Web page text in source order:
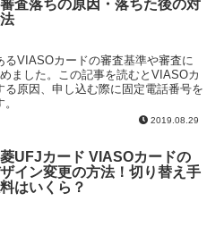
査落ちの原因・落ちた後の対
VIASOカードの審査基準や審査に
ました。この記事を読むとVIASOカ
原因、申し込む際に固定電話番号を
2019.08.29
UFJカード VIASOカードの
イン変更の方法！切り替え手
はいくら？